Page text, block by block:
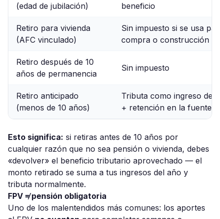
(edad de jubilación)
beneficio
Retiro para vivienda
(AFC vinculado)
Sin impuesto si se usa
compra o construcción
Retiro después de 10
años de permanencia
Sin impuesto
Retiro anticipado
(menos de 10 años)
Tributa como ingreso del
+ retención en la fuente
Esto significa: si retiras antes de 10 años por
cualquier razón que no sea pensión o vivienda, debes
«devolver» el beneficio tributario aprovechado — el
monto retirado se suma a tus ingresos del año y
tributa normalmente.
FPV ≠ pensión obligatoria
Uno de los malentendidos más comunes: los aportes